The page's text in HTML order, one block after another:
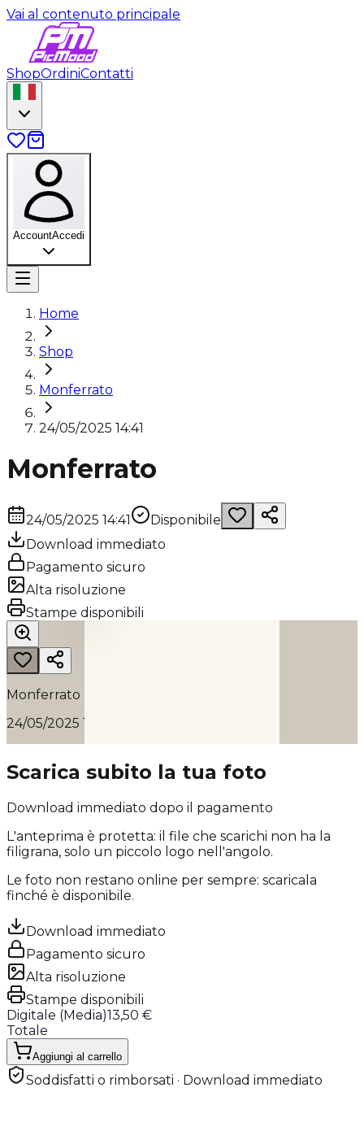
Vai al contenuto principale
ShopOrdiniContatti
AccountAccedi
Home
Shop
Monferrato
24/05/2025 14:41
Monferrato
24/05/2025 14:41
Disponibile
Download immediato
Pagamento sicuro
Alta risoluzione
Stampe disponibili
Monferrato
24/05/2025 14:41
Scarica subito la tua foto
Download immediato dopo il pagamento
L'anteprima è protetta: il file che scarichi non ha la
filigrana, solo un piccolo logo nell'angolo.
Le foto non restano online per sempre: scaricala
finché è disponibile.
Download immediato
Pagamento sicuro
Alta risoluzione
Stampe disponibili
Digitale (Media)13,50 €
Totale
Aggiungi al carrello
Soddisfatti o rimborsati · Download immediato